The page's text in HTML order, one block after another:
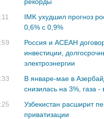
IMK ухудшил прогноз
0,6% с 0,9%
Россия и АСЕАН
инвестиции,
электроэнергии
В январе-мае в
снизилась на 3%, газа
Узбекистан расширит
приватизации